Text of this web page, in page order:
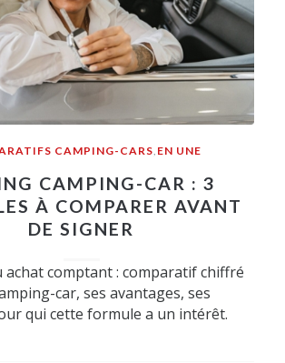
CAMPING-CARS, EN UNE
CAMPING-CAR : 3
À COMPARER AVANT
DE SIGNER
achat comptant : comparatif chiffré
car, ses avantages, ses
qui cette formule a un intérêt.